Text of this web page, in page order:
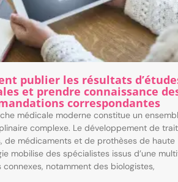
publier les résultats
et prendre connaissance
correspondantes
médicale moderne constitue un
complexe. Le développement de
de médicaments et de prothèses de haute
mobilise des spécialistes issus d’une
connexes, notamment des biologistes,